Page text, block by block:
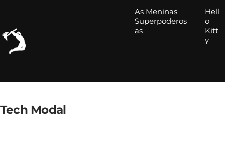
As Meninas
Superpoderos
as
Hell
o
Kitt
y
Tech Modal
o
conteúdo